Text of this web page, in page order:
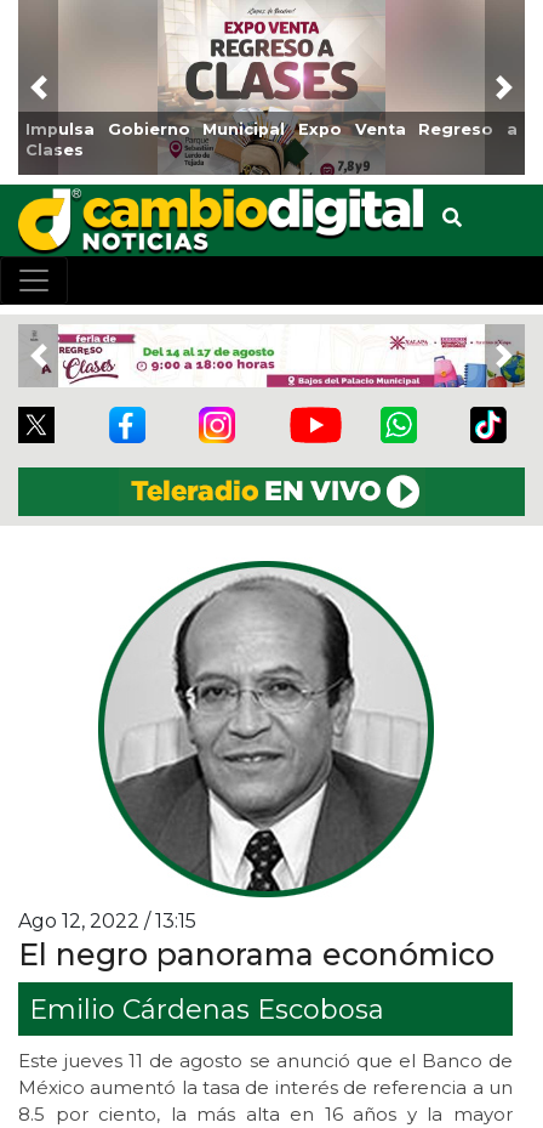
Venta Regreso a
Reabrirá Coatzacoalcos la Alberca
Centro
Previous
Previous
Ago 12, 2022 / 13:15
El negro panorama económico
Emilio Cárdenas Escobosa
Este jueves 11 de agosto se anunció que el Banco de
México aumentó la tasa de interés de referencia a un
8.5 por ciento, la más alta en 16 años y la mayor